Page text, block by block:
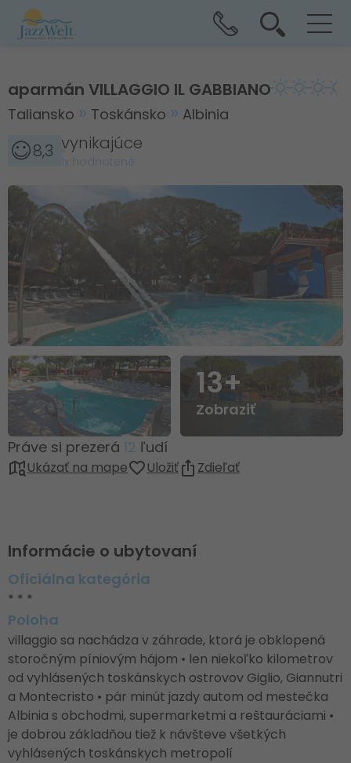
aparmán VILLAGGIO IL GABBIANO
Taliansko Toskánsko Albinia
8,3 vynikajúce
1x hodnotené
13+
Zobraziť
Práve si prezerá 12 ľudí
Ukázať na mape Uložiť Zdieľať
Informácie o ubytovaní
Oficiálna kategória
* * *
Poloha
villaggio sa nachádza v záhrade, ktorá je obklopená
storočným píniovým hájom • len niekoľko kilometrov
od vyhlásených toskánskych ostrovov Giglio, Giannutri
a Montecristo • pár minút jazdy autom od mestečka
Albinia s obchodmi, supermarketmi a reštauráciami •
je dobrou základňou tiež k návšteve všetkých
vyhlásených toskánskych metropolí